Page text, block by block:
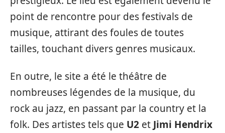
point de rencontre pour des festivals de
musique, attirant des foules de toutes
tailles, touchant divers genres musicaux.
En outre, le site a été le théâtre de
nombreuses légendes de la musique, du
rock au jazz, en passant par la country et la
folk. Des artistes tels que U2 et Jimi Hendrix